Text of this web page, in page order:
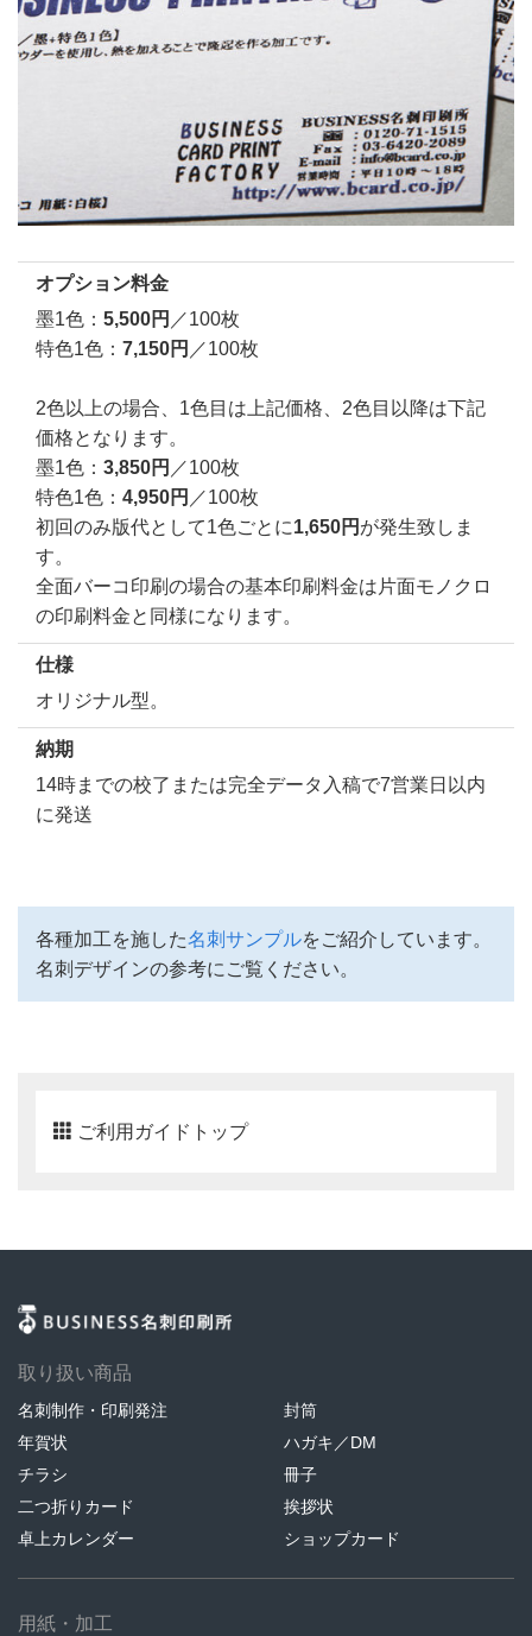
オプション料金
墨1色： 5,500円 ／100枚
特色1色： 7,150円 ／100枚
2色以上の場合、1色目は上記価格、2色目以降は下記
価格となります。
墨1色： 3,850円 ／100枚
特色1色： 4,950円 ／100枚
初回のみ版代として1色ごとに1,650円 が発生致しま
す。
全面バーコ印刷の場合の基本印刷料金は片面モノクロ
の印刷料金と同様になります。
仕様
オリジナル型。
納期
14時までの校了または完全データ入稿で7営業日以内
に発送
各種加工を施した名刺サンプルをご紹介しています。
名刺デザインの参考にご覧ください。
ご利用ガイドトップ
取り扱い商品
名刺制作・印刷発注
封筒
年賀状
ハガキ／DM
チラシ
冊子
二つ折りカード
挨拶状
卓上カレンダー
ショップカード
用紙・加工